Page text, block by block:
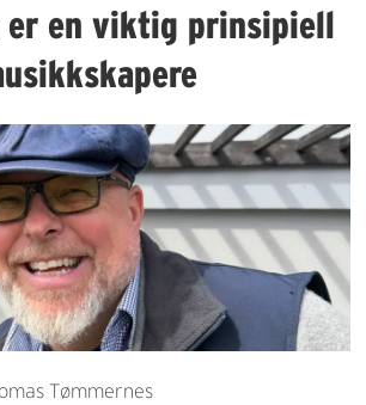
er en viktig prinsipiell
Tømmernes